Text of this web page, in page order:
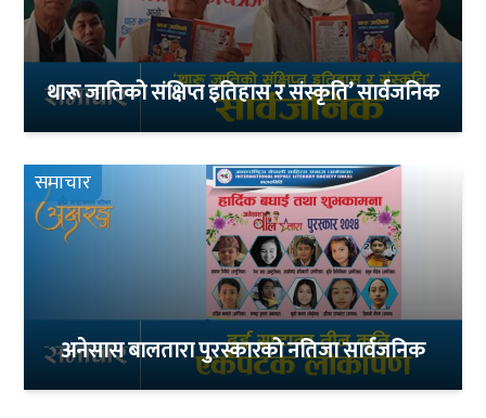
थारू जातिको संक्षिप्त इतिहास र संस्कृति’ सार्वजनिक
समाचार
अनेसास बालतारा पुरस्कारको नतिजा सार्वजनिक